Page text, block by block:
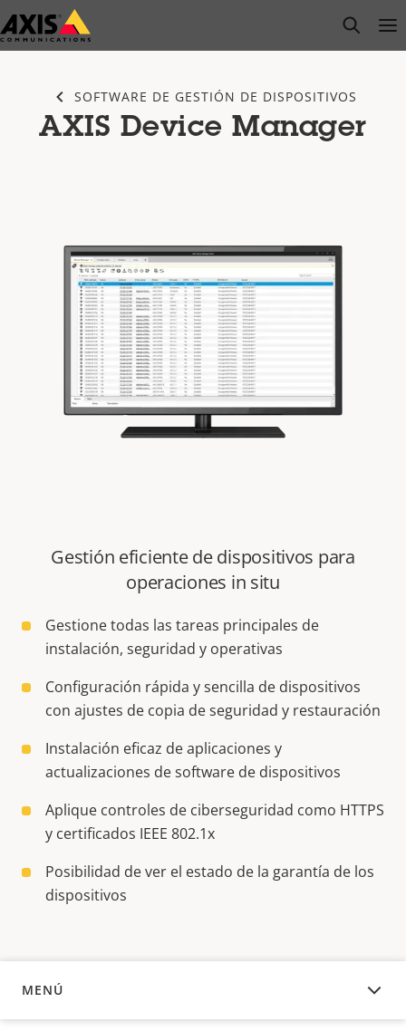
Saltar
al
open
SOFTWARE DE GESTIÓN DE DISPOSITIVOS
AXIS Device Manager
Gestión eficiente de dispositivos para
operaciones in situ
Gestione todas las tareas principales de
instalación, seguridad y operativas
Configuración rápida y sencilla de dispositivos
con ajustes de copia de seguridad y restauración
Instalación eficaz de aplicaciones y
actualizaciones de software de dispositivos
Aplique controles de ciberseguridad como HTTPS
y certificados IEEE 802.1x
Posibilidad de ver el estado de la garantía de los
dispositivos
MENÚ
DESCRIPCIÓN